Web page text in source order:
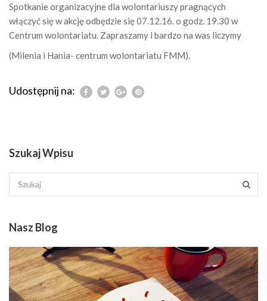
Spotkanie organizacyjne dla wolontariuszy pragnących
włączyć się w akcję odbędzie się 07.12.16. o godz. 19.30 w
Centrum wolontariatu. Zapraszamy i bardzo na was liczymy
(Milenia i Hania- centrum wolontariatu FMM).
Udostępnij na:
Szukaj Wpisu
Nasz Blog